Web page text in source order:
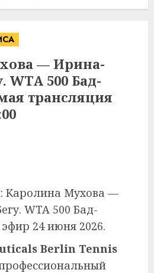
— Ирина-
WTA 500 Бад-
трансляция
Каролина Мухова —
WTA 500 Бад-
24 июня 2026.
Berlin Tennis